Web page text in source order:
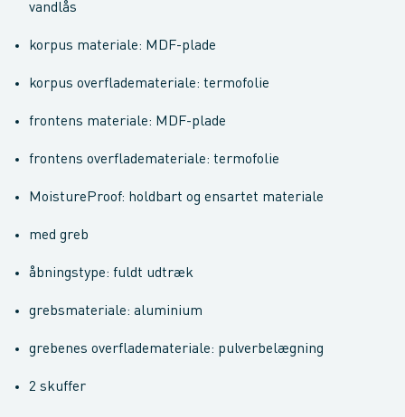
vandlås
korpus materiale: MDF-plade
korpus overflademateriale: termofolie
frontens materiale: MDF-plade
frontens overflademateriale: termofolie
MoistureProof: holdbart og ensartet materiale
med greb
åbningstype: fuldt udtræk
grebsmateriale: aluminium
grebenes overflademateriale: pulverbelægning
2 skuffer